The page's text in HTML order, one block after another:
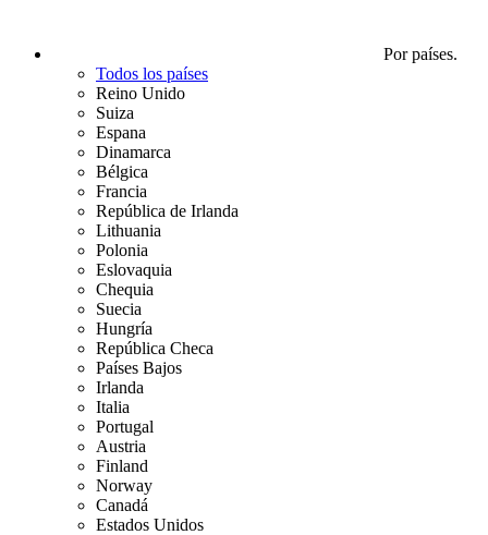
Por países.
Todos los países
Reino Unido
Suiza
Espana
Dinamarca
Bélgica
Francia
República de Irlanda
Lithuania
Polonia
Eslovaquia
Chequia
Suecia
Hungría
República Checa
Países Bajos
Irlanda
Italia
Portugal
Austria
Finland
Norway
Canadá
Estados Unidos